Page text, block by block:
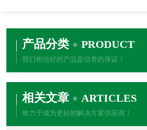
产品分类 PRODUCT
我们相信好的产品是信誉的保证！
相关文章 ARTICLES
致力于成为更好的解决方案供应商！